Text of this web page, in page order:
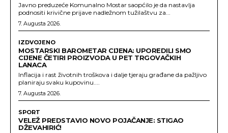
Javno preduzeće Komunalno Mostar saopćilo je da nastavlja
podnositi krivične prijave nadležnom tužilaštvu za...
7. Augusta 2026.
IZDVOJENO
MOSTARSKI BAROMETAR CIJENA: UPOREDILI SMO
CIJENE ČETIRI PROIZVODA U PET TRGOVAČKIH
LANACA
Inflacija i rast životnih troškova i dalje tjeraju građane da pažljivo
planiraju svaku kupovinu....
7. Augusta 2026.
SPORT
VELEŽ PREDSTAVIO NOVO POJAČANJE: STIGAO
DŽEVAHIRIĆ!